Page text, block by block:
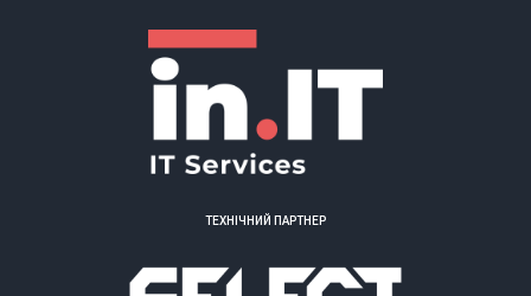
ТЕХНІЧНИЙ ПАРТНЕР